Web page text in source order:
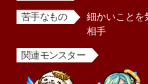
苦手なもの
細かいことを
相手
関連モンスター